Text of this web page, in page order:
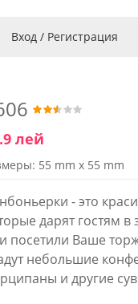
Вход / Регистрация
лей
55 mm x 55 mm
- это
дарят гостям в
посетили Ваше
небольшие
и другие